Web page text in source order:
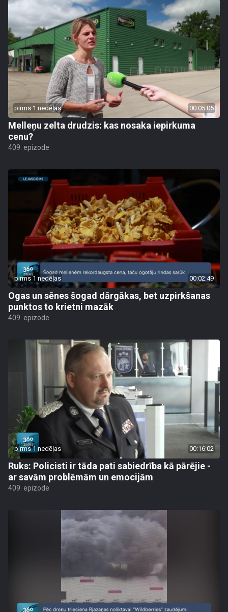
pirms 1 nedēļas 00:05:05
Melleņu zelta drudzis: kas nosaka iepirkuma
cenu?
409. epizode
pirms 1 nedēļas 00:02:49
Ogas un sēnes šogad dārgākas, bet uzpirkšanas
punktos to krietni mazāk
409. epizode
pirms 1 nedēļas 00:16:02
Ruks: Policisti ir tāda pati sabiedrība kā pārējie -
ar savām problēmām un emocijām
409. epizode